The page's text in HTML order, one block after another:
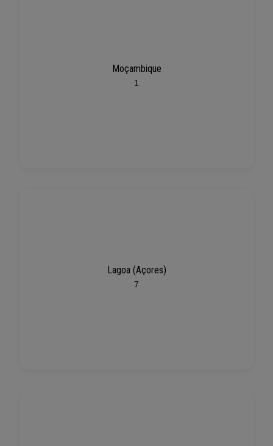
Moçambique
1
Lagoa (Açores)
7